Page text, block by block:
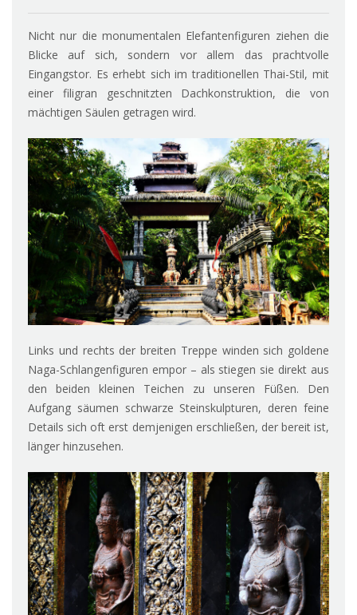
Nicht nur die monumentalen Elefantenfiguren ziehen die
Blicke auf sich, sondern vor allem das prachtvolle
Eingangstor. Es erhebt sich im traditionellen Thai-Stil, mit
einer filigran geschnitzten Dachkonstruktion, die von
mächtigen Säulen getragen wird.
Links und rechts der breiten Treppe winden sich goldene
Naga-Schlangenfiguren empor – als stiegen sie direkt aus
den beiden kleinen Teichen zu unseren Füßen. Den
Aufgang säumen schwarze Steinskulpturen, deren feine
Details sich oft erst demjenigen erschließen, der bereit ist,
länger hinzusehen.